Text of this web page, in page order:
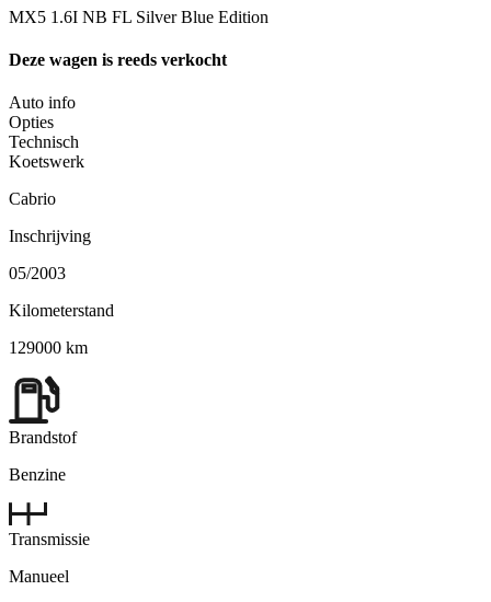
MX5 1.6I NB FL Silver Blue Edition
Deze wagen is reeds verkocht
Auto info
Opties
Technisch
Koetswerk
Cabrio
Inschrijving
05/2003
Kilometerstand
129000 km
Brandstof
Benzine
Transmissie
Manueel